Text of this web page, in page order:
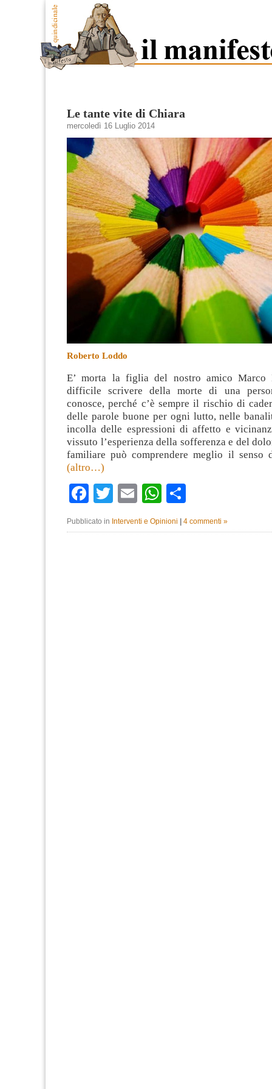
Le tante vite di Chiara
mercoledì 16 Luglio 2014
Roberto Loddo
E’ morta la figlia del nostro amico Marco
difficile scrivere della morte di una
conosce, perché c’è sempre il rischio di
delle parole buone per ogni lutto, nelle
incolla delle espressioni di affetto e
vissuto l’esperienza della sofferenza e del
familiare può comprendere meglio il senso
(altro…)
Facebook
TwitterEmailWhatsApp
Pubblicato in Interventi e Opinioni 4 commenti »